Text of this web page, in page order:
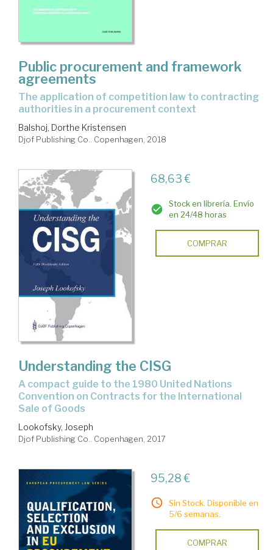
Public procurement and framework
agreements
the application of competition law to contracting
authorities in a procurement context
Balshoj, Dorthe Kristensen
Djof Publishing Co.. Copenhagen, 2018
68,63 €
Stock en librería. Envío
en 24/48 horas
COMPRAR
Understanding the CISG
a compact guide to the 1980 United Nations
Convention on Contracts for the International
Sale of Goods
Lookofsky, Joseph
Djof Publishing Co.. Copenhagen, 2017
95,28 €
Sin Stock. Disponible en
5/6 semanas.
COMPRAR